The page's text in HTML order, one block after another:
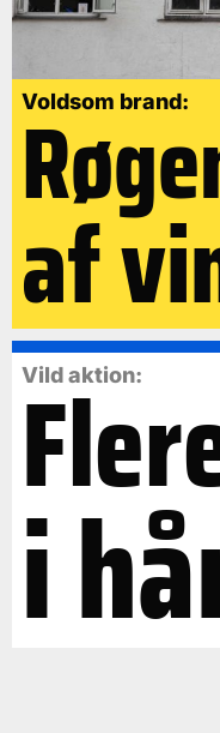
Voldsom brand:
af
Vild aktion:
i